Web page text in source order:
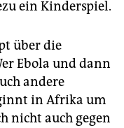
ein Kinderspiel.
über die
Ebola und dann
andere
in Afrika um
nicht auch gegen